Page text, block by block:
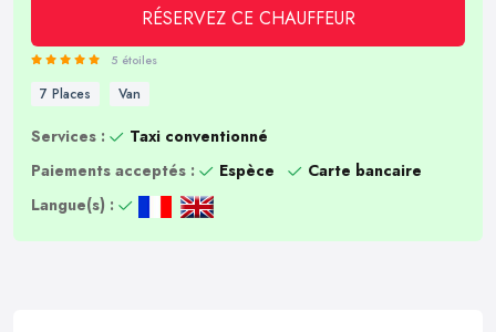
RÉSERVEZ CE CHAUFFEUR
5 étoiles
7 Places Van
Services :
Taxi conventionné
Paiements acceptés :
Espèce
Carte bancaire
Langue(s) :